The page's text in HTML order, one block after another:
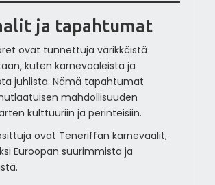
ja tapahtumat
ovat tunnettuja värikkäistä
kuten karnevaaleista ja
juhlista. Nämä tapahtumat
mahdollisuuden
kulttuuriin ja perinteisiin.
ovat Teneriffan karnevaalit,
Euroopan suurimmista ja